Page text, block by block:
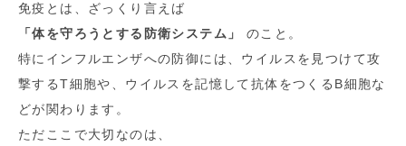
免疫とは、ざっくり言えば
「体を守ろうとする防衛システム」
のこと。
特にインフルエンザへの防御には、ウイルスを見つけて攻
撃するT細胞や、ウイルスを記憶して抗体をつくるB細胞な
どが関わります。
ただここで大切なのは、